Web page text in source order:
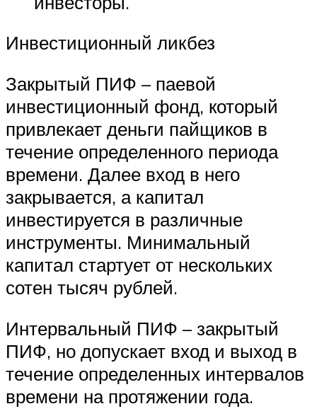
Инвестиционный ликбез
Закрытый ПИФ – паевой
инвестиционный фонд, который
привлекает деньги пайщиков в
течение определенного периода
времени. Далее вход в него
закрывается, а капитал
инвестируется в различные
инструменты. Минимальный
капитал стартует от нескольких
сотен тысяч рублей.
Интервальный ПИФ – закрытый
ПИФ, но допускает вход и выход в
течение определенных интервалов
времени на протяжении года.